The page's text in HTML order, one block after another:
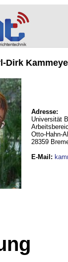
Dirk
Adresse:
Universität
Otto-Hahn-
28359
E-Mail :